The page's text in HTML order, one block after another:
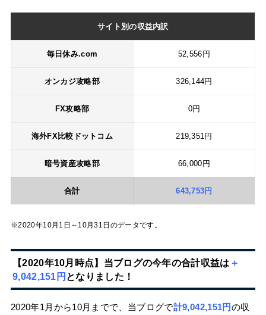
サイト別の収益内訳
毎日休み.com 52,556円
オンカジ攻略部 326,144円
FX攻略部 0円
海外FX比較ドットコム 219,351円
暗号資産攻略部 66,000円
合計 643,753円
※2020年10月1日～10月31日のデータです。
【2020年10月時点】当ブログの今年の合計収益は ＋
9,042,151円 となりました！
2020年1月から10月までで、当ブログで計9,042,151円の収